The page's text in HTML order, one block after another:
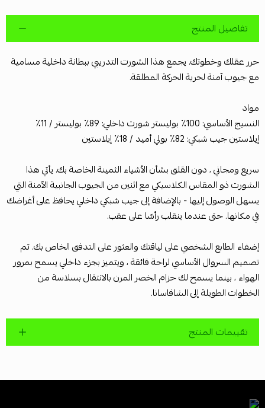
تفاصيل المنتج
حرر عقلك وخطوتك. يجمع هذا الشورت التدريبي ببطانة داخلية مسامية
مع جيوب آمنة لحرية الحركة المطلقة.
مواد
النسيج الأساسي: 100٪ بوليستر شورت داخلي: 89٪ بوليستر / 11٪
إيلاستين جيب شبكي: 82٪ بولي أميد / 18٪ إيلاستين
سريع ومجاني ، دون القلق بشأن الأشياء الثمينة الخاصة بك. يأتي هذا
الشورت ذو المقاس الكلاسيكي مع اثنين من الجيوب الجانبية الآمنة التي
يسهل الوصول إليها - بالإضافة إلى جيب شبكي داخلي يحافظ على أغراضك
في مكانها. حتى عندما ينقلب رأسًا على عقب.
إضفاء الطابع الشخصي على لياقتك والعثور على التدفق الخاص بك. تم
تصميم السروال الأساسي لراحة فائقة ، ويتميز بجزء داخلي يسمح بمرور
الهواء ، بينما يسمح لك حزام الخصر المرن بالانتقال بسلاسة من
الخطوات الطويلة إلى الشافاسانا.
تقييمات المنتج